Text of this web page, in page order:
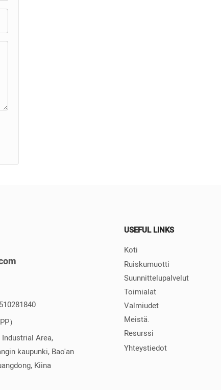
）
Industrial Area,
kaupunki, Bao'an
Kiina
USEFUL LINKS
Koti
Ruiskumuotti
Suunnittelupalvelut
Toimialat
Valmiudet
Meistä.
Resurssi
Yhteystiedot